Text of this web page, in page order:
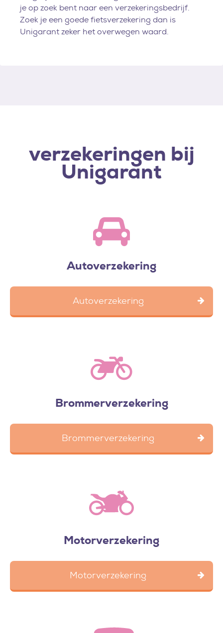
je op zoek bent naar een verzekeringsbedrijf.
Zoek je een goede fietsverzekering dan is
Unigarant zeker het overwegen waard.
verzekeringen bij
Unigarant
Autoverzekering
Autoverzekering
Brommerverzekering
Brommerverzekering
Motorverzekering
Motorverzekering